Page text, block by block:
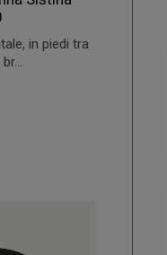
in piedi tra